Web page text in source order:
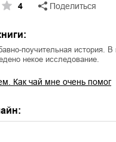
4
Поделиться
поучительная история.
некое исследование.
Как чай мне очень помог